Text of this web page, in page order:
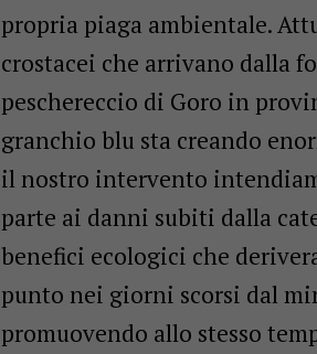
propria piaga ambientale.
crostacei che arrivano dalla
peschereccio di Goro in
granchio blu sta creando
il nostro intervento
parte ai danni subiti dalla
benefici ecologici che
punto nei giorni scorsi dal
promuovendo allo stesso